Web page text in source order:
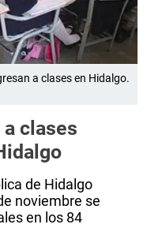
a clases en Hidalgo.
a clases
de Hidalgo
noviembre se
en los 84